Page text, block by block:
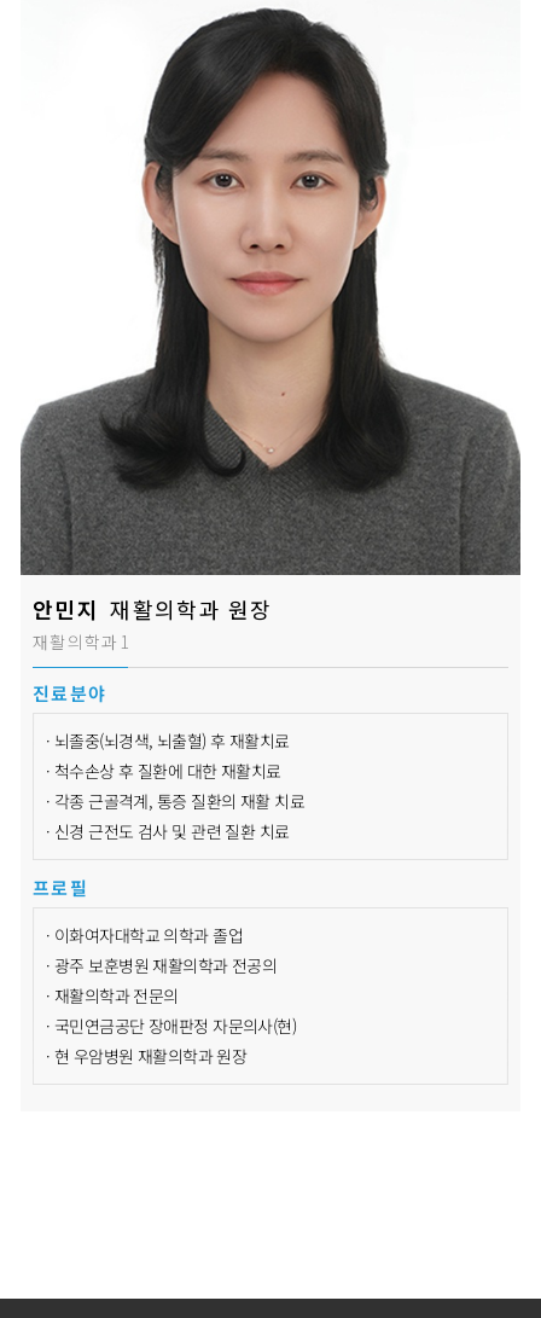
안민지 재활의학과 원장
재활의학과1
진료분야
· 뇌졸중(뇌경색, 뇌출혈) 후 재활치료
· 척수손상 후 질환에 대한 재활치료
· 각종 근골격계, 통증 질환의 재활 치료
· 신경 근전도 검사 및 관련 질환 치료
프로필
· 이화여자대학교 의학과 졸업
· 광주 보훈병원 재활의학과 전공의
· 재활의학과 전문의
· 국민연금공단 장애판정 자문의사(현)
· 현 우암병원 재활의학과 원장